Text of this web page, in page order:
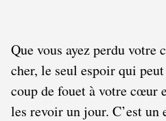
Que vous ayez perdu votre
cher, le seul espoir qui
coup de fouet à votre cœur
les revoir un jour. C’est